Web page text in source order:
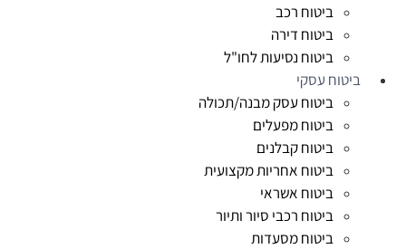
ביטוח רכב
ביטוח דירה
ביטוח נסיעות לחו"ל
ביטוח עסקי
ביטוח עסק מבנה/תכולה
ביטוח מפעלים
ביטוח קבלנים
ביטוח אחריות מקצועית
ביטוח אשראי
ביטוח רכבי סיור ותיור
ביטוח מסעדות